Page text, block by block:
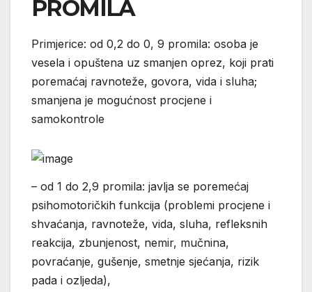
PROMILA
Primjerice: od 0,2 do 0, 9 promila: osoba je
vesela i opuštena uz smanjen oprez, koji prati
poremaćaj ravnoteže, govora, vida i sluha;
smanjena je mogućnost procjene i
samokontrole
– od 1 do 2,9 promila: javlja se poremećaj
psihomotoričkih funkcija (problemi procjene i
shvaćanja, ravnoteže, vida, sluha, refleksnih
reakcija, zbunjenost, nemir, mučnina,
povraćanje, gušenje, smetnje sjećanja, rizik
pada i ozljeda),